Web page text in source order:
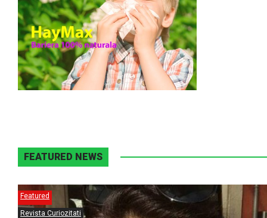
FEATURED NEWS
Featured
Revista Curiozitati